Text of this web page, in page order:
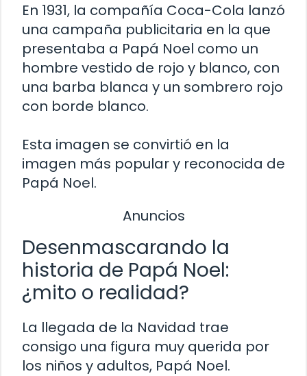
En 1931, la compañía Coca-Cola lanzó
una campaña publicitaria en la que
presentaba a Papá Noel como un
hombre vestido de rojo y blanco, con
una barba blanca y un sombrero rojo
con borde blanco.
Esta imagen se convirtió en la
imagen más popular y reconocida de
Papá Noel.
Anuncios
Desenmascarando la
historia de Papá Noel:
¿mito o realidad?
La llegada de la Navidad trae
consigo una figura muy querida por
los niños y adultos, Papá Noel.